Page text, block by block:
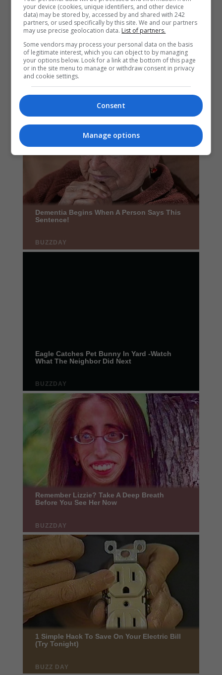
your device (cookies, unique identifiers, and other device
data) may be stored by, accessed by and shared with 242
partners, or used specifically by this site. We and our partners
may use precise geolocation data. List of partners.
Some vendors may process your personal data on the basis
of legitimate interest, which you can object to by managing
your options below. Look for a link at the bottom of this page
or in the site menu to manage or withdraw consent in privacy
and cookie settings.
Consent
Manage options